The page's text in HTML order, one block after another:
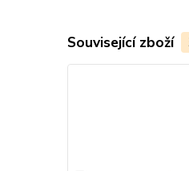
Související zboží